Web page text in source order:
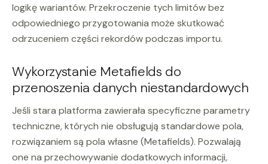
logikę wariantów. Przekroczenie tych limitów bez
odpowiedniego przygotowania może skutkować
odrzuceniem części rekordów podczas importu.
Wykorzystanie Metafields do
przenoszenia danych niestandardowych
Jeśli stara platforma zawierała specyficzne parametry
techniczne, których nie obsługują standardowe pola,
rozwiązaniem są pola własne (Metafields). Pozwalają
one na przechowywanie dodatkowych informacji,